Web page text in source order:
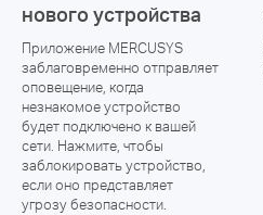
нового устройства
Приложение MERCUSYS
заблаговременно отправляет
оповещение, когда
незнакомое устройство
будет подключено к вашей
сети. Нажмите, чтобы
заблокировать устройство,
если оно представляет
угрозу безопасности.